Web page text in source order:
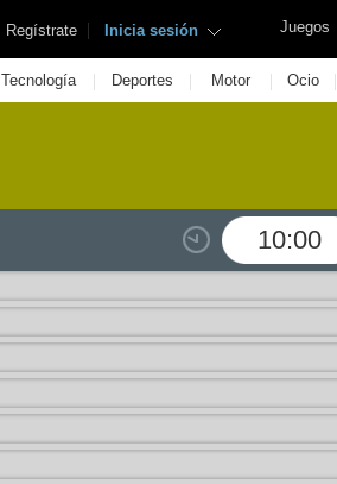
Juegos
Regístrate | Inicia sesión
Tecnología | Deportes | Motor | Ocio |
10:00